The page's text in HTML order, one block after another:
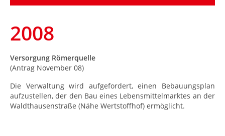
2008
Versorgung Römerquelle
(Antrag November 08)
Die Verwaltung wird aufgefordert, einen Bebauungsplan
aufzustellen, der den Bau eines Lebensmittelmarktes an der
Waldthausenstraße (Nähe Wertstoffhof) ermöglicht.